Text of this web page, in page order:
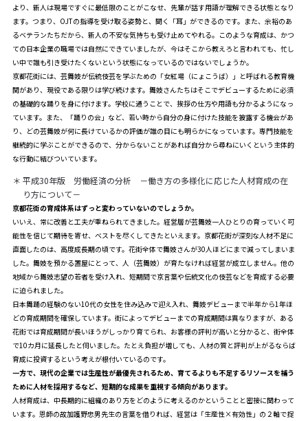
より、新人は現場ですぐに最低限のことがこなせ、先輩が話す用語が理解できる状態となり
ます。つまり、OJTの指導を受け取る姿勢と、聞く「耳」ができるのです。また、余裕のあ
るベテランたちだから、新人の不安な気持ちも受け止めてやれる。このような育成は、かつ
ての日本企業の職場では自然にできていましたが、今はそこから教えろと言われても、忙し
い中で誰も引き受けたくないという状態になっているのではないでしょうか。
京都花街には、芸舞妓が伝統伎芸を学ぶための「女紅場（にょこうば）」と呼ばれる教育機
関があり、現役である限りは学び続けます。舞妓さんたちはそこでデビューするために必須
の基礎的な踊りを身に付けます。学校に通うことで、挨拶の仕方や用語も分かるようになっ
ています。また、「踊りの会」など、若い時から自分の身に付けた技能を披露する機会があ
り、どの芸舞妓が何に長けているかの評価が誰の目にも明らかになっています。専門技能を
継続的に学ぶことができるので、分からないことがあれば自分から尋ねにいくという主体的
な行動に結びついています。
＊ 平成30年版 労働経済の分析 －働き方の多様化に応じた人材育成の在
り方について－
――京都花街の育成体系はずっと変わっていないのでしょうか。
いいえ、常に改善と工夫が重ねられてきました。経営層が芸舞妓一人ひとりの育っていく可
能性を信じて期待を寄せ、ベストを尽くしてきたといえます。京都花街が深刻な人材不足に
直面したのは、高度成長期の頃です。花街全体で舞妓さんが30人ほどにまで減ってしまいま
した。舞妓を預かる置屋にとって、人（芸舞妓）が育たなければ経営が成立しません。他の
地域から舞妓志望の若者を受け入れ、短期間で京言葉や伝統文化の伎芸などを育成する必要
に迫られました。
日本舞踊の経験のない10代の女性を住み込みで迎え入れ、舞妓デビューまで半年から1年ほ
どの育成期間を確保しています。街によってデビューまでの育成期間は異なりますが、ある
花街では育成期間が長いほうがしっかり育てられ、お客様の評判が高いと分かると、街全体
で10カ月に延長したと伺いました。たとえ負担が増しても、人材の質と評判が上がるならば
育成に投資するという考えが根付いているのです。
――一方で、現代の企業では生産性が最優先されるため、育てるよりも不足するリソースを補う
ために人材を採用するなど、短期的な成果を重視する傾向があります。
人材育成は、中長期的に組織のあり方をどのように考えるのかということと密接に関わって
います。恩師の故加護野忠男先生の言葉を借りれば、経営は「生産性×有効性」の２軸で捉